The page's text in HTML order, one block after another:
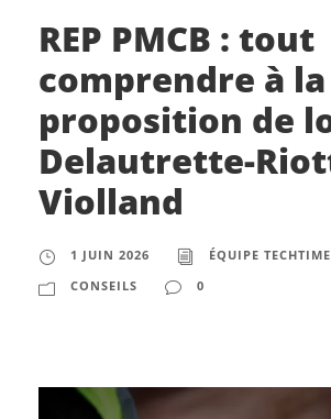
REP PMCB : tout
comprendre à la
proposition de
Delautrette-
Violland
1 JUIN 2026
ÉQUIPE TECHTIME
CONSEILS
0